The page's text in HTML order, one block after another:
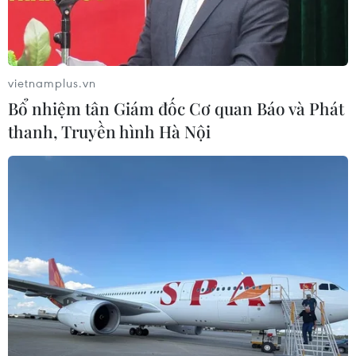
người bệnh.
Các bác sỹ khoa Điều trị tích cực (Bệnh viện Nội
tiết Trung ương) vừa tiếp nhận và điều trị cứu
sống một nữ bệnh nhân mắc đái tháo đường bị
hoại tử bàn chân.
vietnamplus.vn
Bổ nhiệm tân Giám đốc Cơ quan Báo và Phát
thanh, Truyền hình Hà Nội